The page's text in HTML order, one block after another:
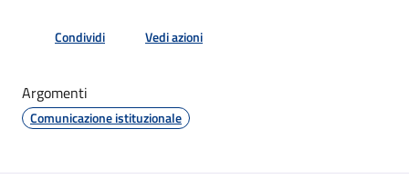
Condividi Vedi azioni
Argomenti
Comunicazione istituzionale